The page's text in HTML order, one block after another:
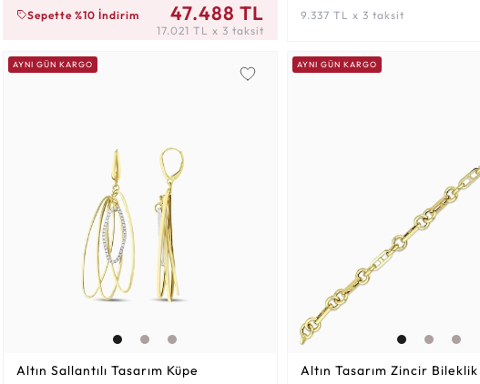
Sepette %10 İndirim 47.488 TL
17.021 TL x 3 taksit
9.337 TL x 3 taksit
AYNI GÜN KARGO
Altın Sallantılı Tasarım Küpe
AYNI GÜN KARGO
Altın Tasarım Zincir Bileklik